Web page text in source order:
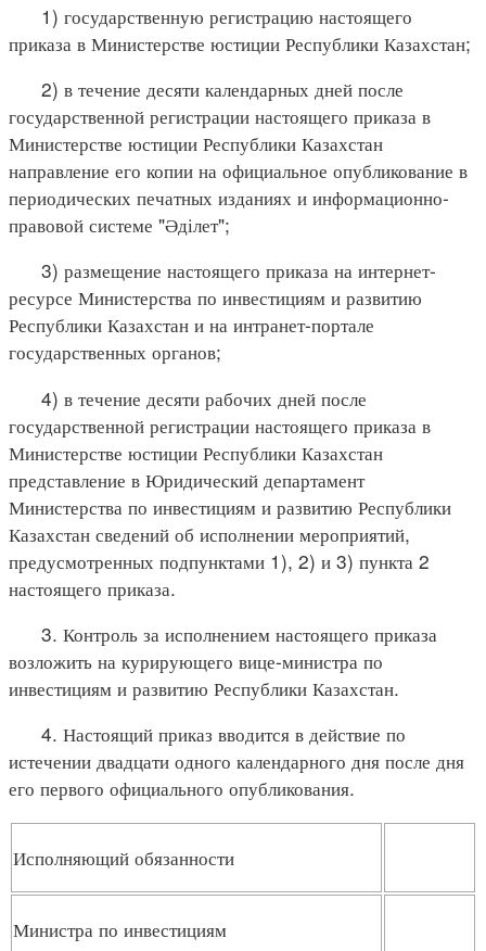
1) государственную регистрацию настоящего
приказа в Министерстве юстиции Республики Казахстан;
2) в течение десяти календарных дней после
государственной регистрации настоящего приказа в
Министерстве юстиции Республики Казахстан
направление его копии на официальное опубликование в
периодических печатных изданиях и информационно-
правовой системе "Әділет";
3) размещение настоящего приказа на интернет-
ресурсе Министерства по инвестициям и развитию
Республики Казахстан и на интранет-портале
государственных органов;
4) в течение десяти рабочих дней после
государственной регистрации настоящего приказа в
Министерстве юстиции Республики Казахстан
представление в Юридический департамент
Министерства по инвестициям и развитию Республики
Казахстан сведений об исполнении мероприятий,
предусмотренных подпунктами 1), 2) и 3) пункта 2
настоящего приказа.
3. Контроль за исполнением настоящего приказа
возложить на курирующего вице-министра по
инвестициям и развитию Республики Казахстан.
4. Настоящий приказ вводится в действие по
истечении двадцати одного календарного дня после дня
его первого официального опубликования.
Исполняющий обязанности
Министра по инвестициям